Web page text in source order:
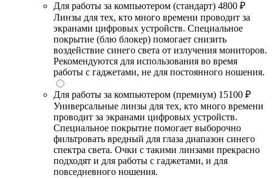
Для работы за компьютером (стандарт) 4800 ₽
Линзы для тех, кто много времени проводит за
экранами цифровых устройств. Специальное
покрытие (блю блокер) помогает снизить
воздействие синего света от излучения мониторов.
Рекомендуются для использования во время
работы с гаджетами, не для постоянного ношения.
Для работы за компьютером (премиум) 15100 ₽
Универсальные линзы для тех, кто много времени
проводит за экранами цифровых устройств.
Специальное покрытие помогает выборочно
фильтровать вредный для глаза диапазон синего
спектра света. Очки с такими линзами прекрасно
подходят и для работы с гаджетами, и для
повседневного ношения.